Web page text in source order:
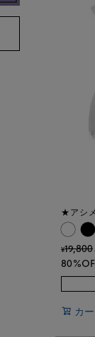
★アシ
¥19,800
カ